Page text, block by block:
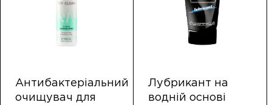
Антибактеріальний
очищувач для
Лубрикант на
водній основі